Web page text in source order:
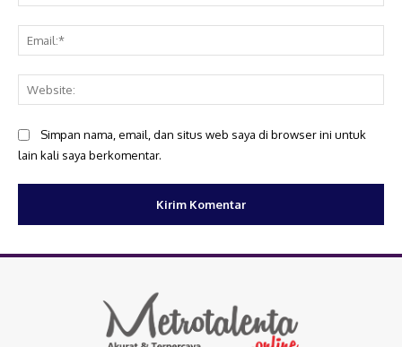
Simpan nama, email, dan situs web saya di browser ini untuk
lain kali saya berkomentar.